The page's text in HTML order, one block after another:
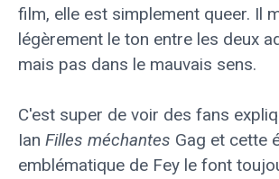
film, elle est simplement queer. Il
légèrement le ton entre les deux
mais pas dans le mauvais sens.
C'est super de voir des fans
Ian Filles méchantes Gag et cette
emblématique de Fey le font